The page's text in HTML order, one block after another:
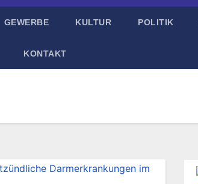
GEWERBE KULTUR POLITIK
KONTAKT